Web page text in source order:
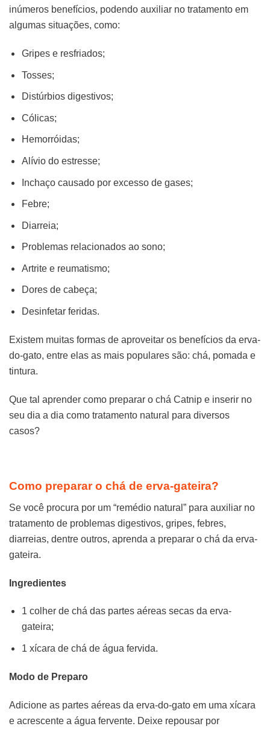
inúmeros benefícios, podendo auxiliar no tratamento em
algumas situações, como:
Gripes e resfriados;
Tosses;
Distúrbios digestivos;
Cólicas;
Hemorróidas;
Alívio do estresse;
Inchaço causado por excesso de gases;
Febre;
Diarreia;
Problemas relacionados ao sono;
Artrite e reumatismo;
Dores de cabeça;
Desinfetar feridas.
Existem muitas formas de aproveitar os benefícios da erva-
do-gato, entre elas as mais populares são: chá, pomada e
tintura.
Que tal aprender como preparar o chá Catnip e inserir no
seu dia a dia como tratamento natural para diversos
casos?
Como preparar o chá de erva-gateira?
Se você procura por um “remédio natural” para auxiliar no
tratamento de problemas digestivos, gripes, febres,
diarreias, dentre outros, aprenda a preparar o chá da erva-
gateira.
Ingredientes
1 colher de chá das partes aéreas secas da erva-
gateira;
1 xícara de chá de água fervida.
Modo de Preparo
Adicione as partes aéreas da erva-do-gato em uma xícara
e acrescente a água fervente. Deixe repousar por